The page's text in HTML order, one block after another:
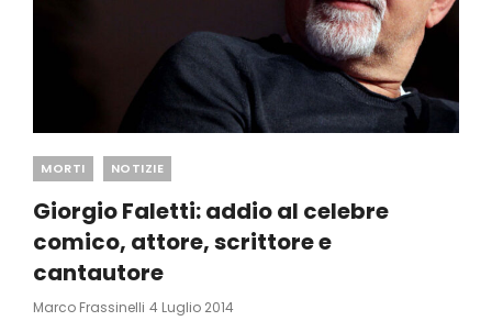
Categories
MORTI NOTIZIE
Giorgio Faletti: addio al celebre
comico, attore, scrittore e
cantautore
Marco Frassinelli Posted
4 Luglio 2014